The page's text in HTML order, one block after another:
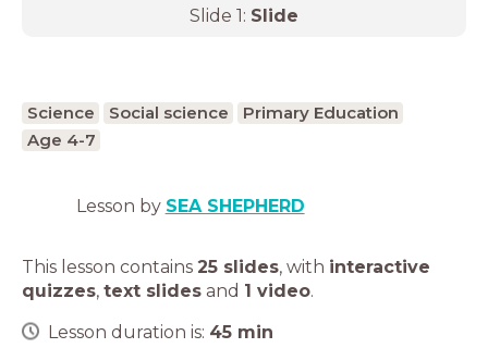
Slide 1: Slide
Science Social science
Primary Education
Age 4-7
Lesson by SEA SHEPHERD
This lesson contains 25 slides, with interactive
quizzes, text slides and 1 video.
Lesson duration is: 45 min